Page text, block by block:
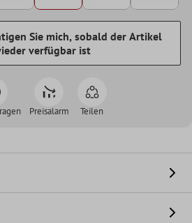
Sie mich, sobald der Artikel
verfügbar ist
Preisalarm Teilen